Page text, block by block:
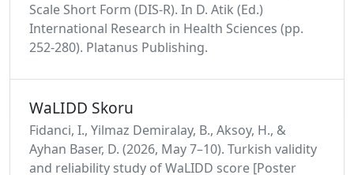
Scale Short Form (DIS-R). In D. Atik (Ed.)
International Research in Health Sciences (pp.
252-280). Platanus Publishing.
WaLIDD Skoru
Fidanci, I., Yilmaz Demiralay, B., Aksoy, H., &
Ayhan Baser, D. (2026, May 7–10). Turkish validity
and reliability study of WaLIDD score [Poster